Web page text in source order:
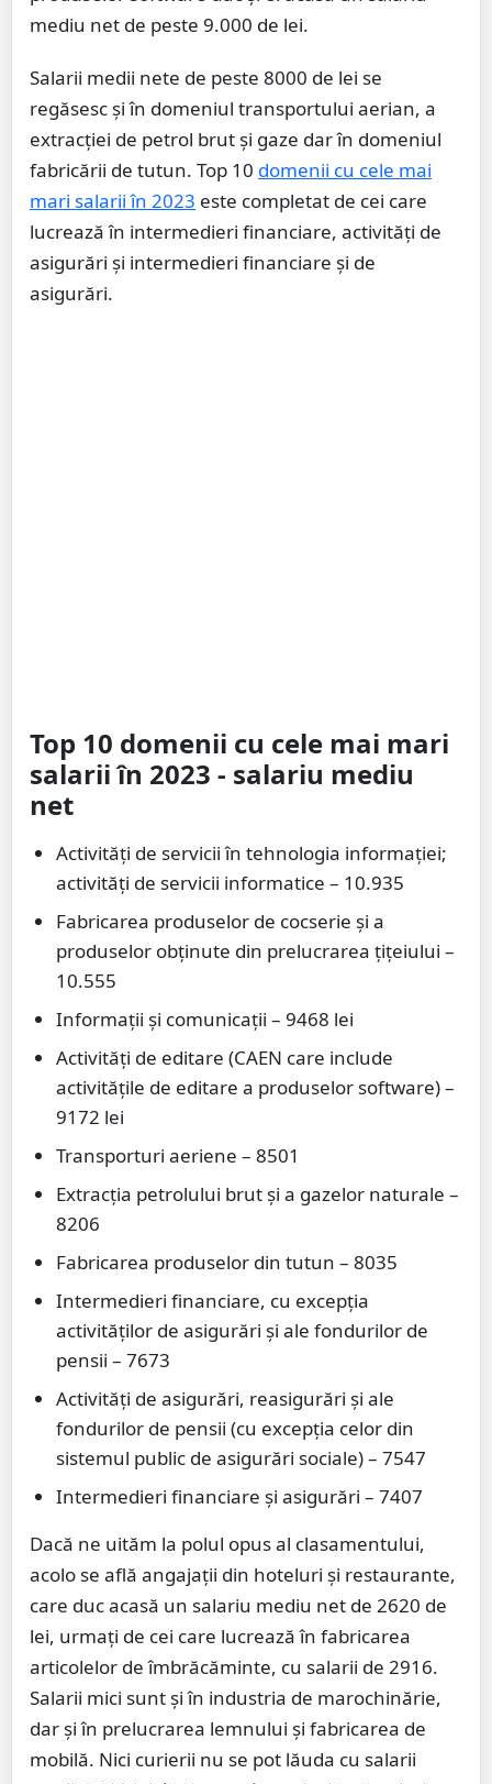
mediu net de peste 9.000 de lei.
Salarii medii nete de peste 8000 de lei se
regăsesc și în domeniul transportului aerian, a
extracției de petrol brut și gaze dar în domeniul
fabricării de tutun. Top 10 domenii cu cele mai
mari salarii în 2023 este completat de cei care
lucrează în intermedieri financiare, activități de
asigurări și intermedieri financiare și de
asigurări.
Top 10 domenii cu cele mai mari
salarii în 2023 - salariu mediu
net
Activități de servicii în tehnologia informaţiei;
activităţi de servicii informatice – 10.935
Fabricarea produselor de cocserie şi a
produselor obţinute din prelucrarea ţiţeiului –
10.555
Informaţii şi comunicații – 9468 lei
Activităţi de editare (CAEN care include
activitățile de editare a produselor software) –
9172 lei
Transporturi aeriene – 8501
Extracția petrolului brut şi a gazelor naturale –
8206
Fabricarea produselor din tutun – 8035
Intermedieri financiare, cu excepţia
activităţilor de asigurări şi ale fondurilor de
pensii – 7673
Activităţi de asigurări, reasigurări şi ale
fondurilor de pensii (cu excepţia celor din
sistemul public de asigurări sociale) – 7547
Intermedieri financiare şi asigurări – 7407
Dacă ne uităm la polul opus al clasamentului,
acolo se află angajații din hoteluri și restaurante,
care duc acasă un salariu mediu net de 2620 de
lei, urmați de cei care lucrează în fabricarea
articolelor de îmbrăcăminte, cu salarii de 2916.
Salarii mici sunt și în industria de marochinărie,
dar și în prelucrarea lemnului și fabricarea de
mobilă. Nici curierii nu se pot lăuda cu salarii